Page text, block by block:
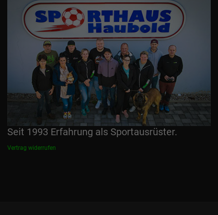
Seit 1993 Erfahrung als Sportausrüster.
Vertrag widerrufen